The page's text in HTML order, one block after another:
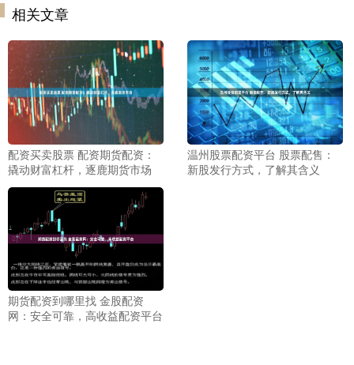
相关文章
配资买卖股票 配资期货配资：
撬动财富杠杆，逐鹿期货市场
温州股票配资平台 股票配售：
新股发行方式，了解其含义
期货配资到哪里找 金股配资
网：安全可靠，高收益配资平台